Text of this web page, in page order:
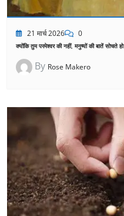
21 मार्च 2026 0
क्योंकि तुम परमेश्वर की नहीं, मनुष्यों की बातें सोचते हो
By Rose Makero